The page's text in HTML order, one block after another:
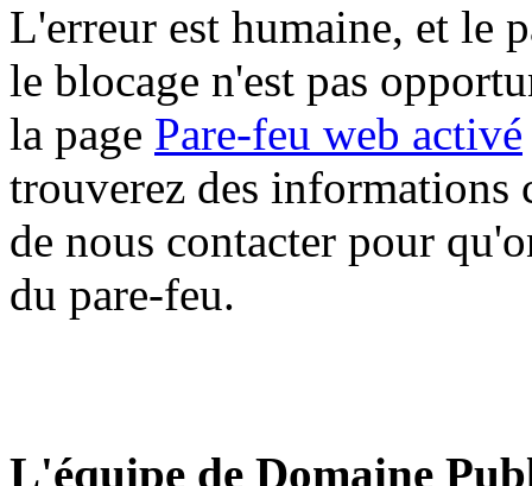
L'erreur est humaine, et le
le blocage n'est pas
la page Pare-feu web activé
trouverez des informations
de nous contacter pour
du pare-feu.
L'équipe de Domaine